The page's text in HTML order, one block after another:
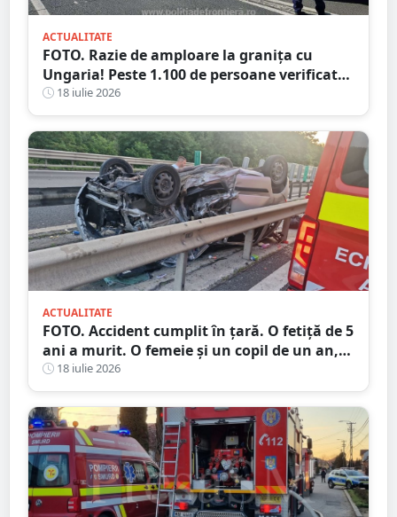
ACTUALITATE
FOTO. Razie de amploare la granița cu
Ungaria! Peste 1.100 de persoane verificate,
amenzi și dosare penale
18 iulie 2026
ACTUALITATE
FOTO. Accident cumplit în țară. O fetiță de 5
ani a murit. O femeie și un copil de un an,
la spital
18 iulie 2026